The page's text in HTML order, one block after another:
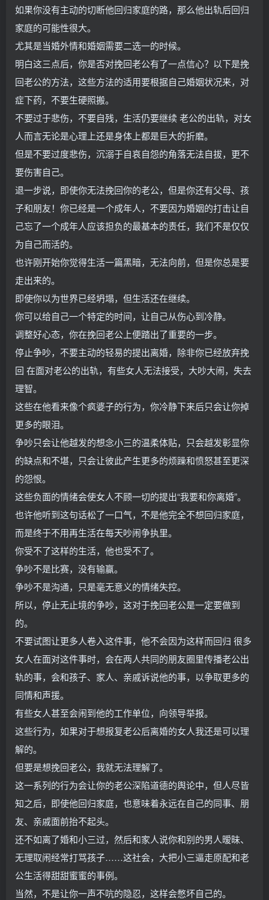
如果你没有主动的切断他回归家庭的路，那么他出轨后回归
家庭的可能性很大。
尤其是当婚外情和婚姻需要二选一的时候。
明白这三点后，你是否对挽回老公有了一点信心？以下是挽
回老公的方法，这些方法的适用要根据自己婚姻状况来，对
症下药，不要生硬照搬。
不要过于悲伤，不要自残，生活仍要继续 老公的出轨，对女
人而言无论是心理上还是身体上都是巨大的折磨。
但是不要过度悲伤，沉溺于自哀自怨的角落无法自拔，更不
要伤害自己。
退一步说，即使你无法挽回你的老公，但是你还有父母、孩
子和朋友！你已经是一个成年人，不要因为婚姻的打击让自
己忘了一个成年人应该担负的最基本的责任，我们不是仅仅
为自己而活的。
也许刚开始你觉得生活一篇黑暗，无法向前，但是你总是要
走出来的。
即使你以为世界已经坍塌，但生活还在继续。
你可以给自己一个特定的时间，让自己从伤心到冷静。
调整好心态，你在挽回老公上便踏出了重要的一步。
停止争吵，不要主动的轻易的提出离婚，除非你已经放弃挽
回 在面对老公的出轨，有些女人无法接受，大吵大闹，失去
理智。
这些在他看来像个疯婆子的行为，你冷静下来后只会让你掉
更多的眼泪。
争吵只会让他越发的想念小三的温柔体贴，只会越发彰显你
的缺点和不堪，只会让彼此产生更多的烦躁和愤怒甚至更深
的怨恨。
这些负面的情绪会使女人不顾一切的提出“我要和你离婚”。
也许他听到这句话松了一口气，不是他完全不想回归家庭，
而是终于不用再生活在每天吵闹争执里。
你受不了这样的生活，他也受不了。
争吵不是比赛，没有输赢。
争吵不是沟通，只是毫无意义的情绪失控。
所以，停止无止境的争吵，这对于挽回老公是一定要做到
的。
不要试图让更多人卷入这件事，他不会因为这样而回归 很多
女人在面对这件事时，会在两人共同的朋友圈里传播老公出
轨的事，会和孩子、家人、亲戚诉说他的事，以争取更多的
同情和声援。
有些女人甚至会闹到他的工作单位，向领导举报。
这些行为，如果对于想报复老公后离婚的女人我还是可以理
解的。
但要是想挽回老公，我就无法理解了。
这一系列的行为会让你的老公深陷道德的舆论中，但人尽皆
知之后，即使他回归家庭，也意味着永远在自己的同事、朋
友、亲戚面前抬不起头。
还不如离了婚和小三过，然后和家人说你和别的男人暧昧、
无理取闹经常打骂孩子……这社会，大把小三逼走原配和老
公生活得甜甜蜜蜜的事例。
当然，不是让你一声不吭的隐忍，这样会憋坏自己的。